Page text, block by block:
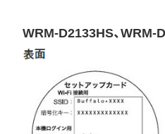
WRM-D2133HS、WRM-